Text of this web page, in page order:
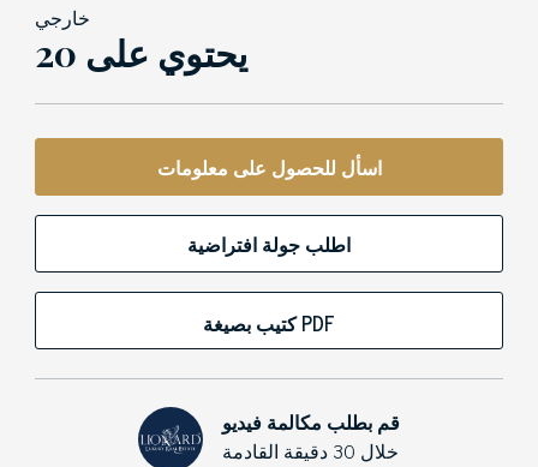
خارجي
20 يحتوي على
اسأل للحصول على معلومات
اطلب جولة افتراضية
كتيب بصيغة PDF
قم بطلب مكالمة فيديو
خلال 30 دقيقة القادمة